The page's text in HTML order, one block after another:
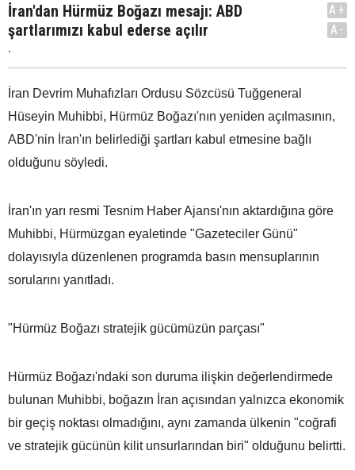
İran'dan Hürmüz Boğazı mesajı: ABD
şartlarımızı kabul ederse açılır
.
A+
A-
İran Devrim Muhafızları Ordusu Sözcüsü Tuğgeneral
Hüseyin Muhibbi, Hürmüz Boğazı'nın yeniden açılmasının,
ABD'nin İran'ın belirlediği şartları kabul etmesine bağlı
olduğunu söyledi.
İran'ın yarı resmi Tesnim Haber Ajansı'nın aktardığına göre
Muhibbi, Hürmüzgan eyaletinde "Gazeteciler Günü"
dolayısıyla düzenlenen programda basın mensuplarının
sorularını yanıtladı.
"Hürmüz Boğazı stratejik gücümüzün parçası"
Hürmüz Boğazı'ndaki son duruma ilişkin değerlendirmede
bulunan Muhibbi, boğazın İran açısından yalnızca ekonomik
bir geçiş noktası olmadığını, aynı zamanda ülkenin "coğrafi
ve stratejik gücünün kilit unsurlarından biri" olduğunu belirtti.